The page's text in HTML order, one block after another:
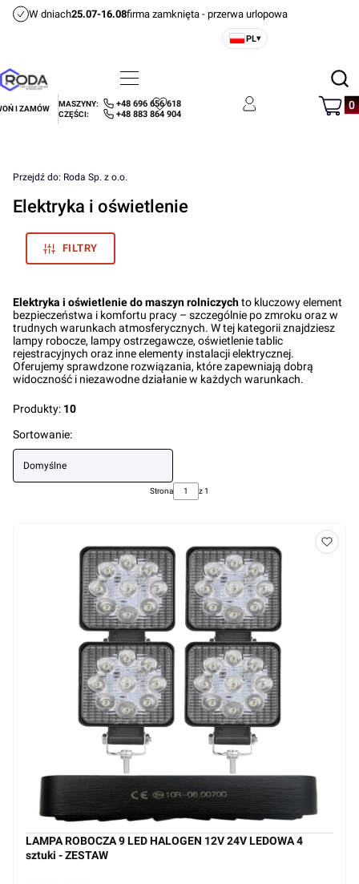
W dniach25.07-16.08firma zamknięta - przerwa urlopowa
PL▾
Menu Szukaj
I ZAMÓW
MASZYNY: +48 696 656 618
CZĘŚCI: +48 883 864 904
Ulubione Zaloguj się Koszyk
Przejdź do: Roda Sp. z o.o.
Elektryka i oświetlenie
FILTRY
Elektryka i oświetlenie do maszyn rolniczychto kluczowy element
bezpieczeństwa i komfortu pracy – szczególnie po zmroku oraz w
trudnych warunkach atmosferycznych. W tej kategorii znajdziesz
lampy robocze, lampy ostrzegawcze, oświetlenie tablic
rejestracyjnych oraz inne elementy instalacji elektrycznej.
Oferujemy sprawdzone rozwiązania, które zapewniają dobrą
widoczność i niezawodne działanie w każdych warunkach.
Produkty: 10
Lista produktów
Sortowanie:
Domyślne
Strona z 1
LAMPA ROBOCZA 9 LED HALOGEN 12V 24V LEDOWA 4
sztuki - ZESTAW